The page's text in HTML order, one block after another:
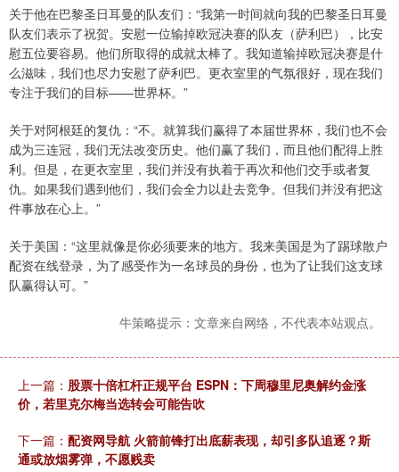
关于他在巴黎圣日耳曼的队友们：“我第一时间就向我的巴黎圣日耳曼
队友们表示了祝贺。安慰一位输掉欧冠决赛的队友（萨利巴），比安
慰五位要容易。他们所取得的成就太棒了。我知道输掉欧冠决赛是什
么滋味，我们也尽力安慰了萨利巴。更衣室里的气氛很好，现在我们
专注于我们的目标——世界杯。”
关于对阿根廷的复仇：“不。就算我们赢得了本届世界杯，我们也不会
成为三连冠，我们无法改变历史。他们赢了我们，而且他们配得上胜
利。但是，在更衣室里，我们并没有执着于再次和他们交手或者复
仇。如果我们遇到他们，我们会全力以赴去竞争。但我们并没有把这
件事放在心上。”
关于美国：“这里就像是你必须要来的地方。我来美国是为了踢球散户
配资在线登录，为了感受作为一名球员的身份，也为了让我们这支球
队赢得认可。”
牛策略提示：文章来自网络，不代表本站观点。
上一篇： 股票十倍杠杆正规平台 ESPN：下周穆里尼奥解约金涨
价，若里克尔梅当选转会可能告吹
下一篇： 配资网导航 火箭前锋打出底薪表现，却引多队追逐？斯
通或放烟雾弹，不愿贱卖